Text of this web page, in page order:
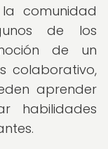
comunidad
de los
de un
colaborativo,
aprender
habilidades